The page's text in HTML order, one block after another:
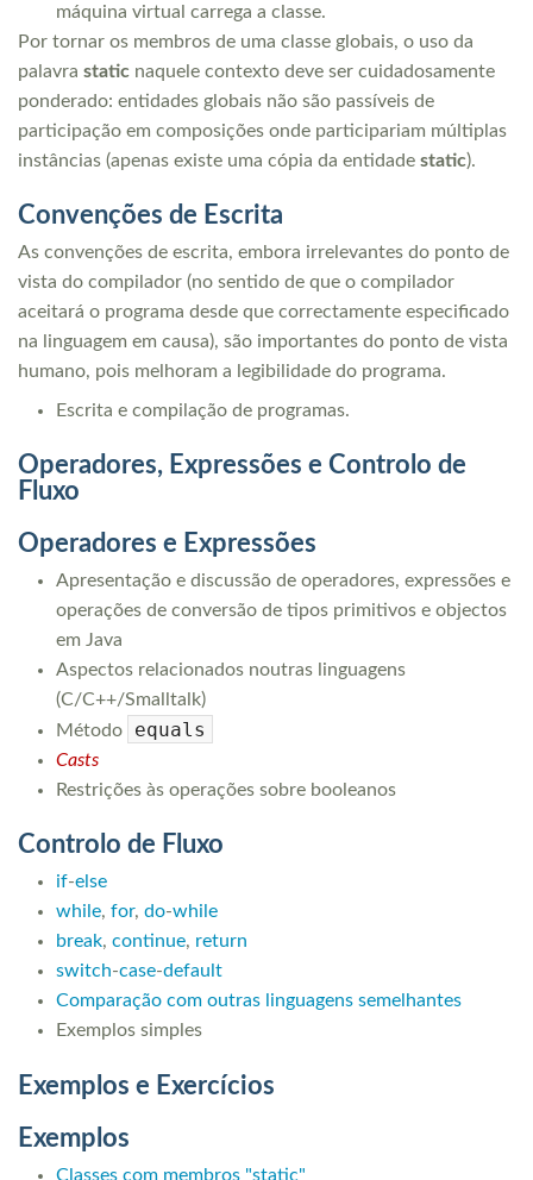
máquina virtual carrega a classe.
Por tornar os membros de uma classe globais, o uso da
palavra static naquele contexto deve ser cuidadosamente
ponderado: entidades globais não são passíveis de
participação em composições onde participariam múltiplas
instâncias (apenas existe uma cópia da entidade static).
Convenções de Escrita
As convenções de escrita, embora irrelevantes do ponto de
vista do compilador (no sentido de que o compilador
aceitará o programa desde que correctamente especificado
na linguagem em causa), são importantes do ponto de vista
humano, pois melhoram a legibilidade do programa.
Escrita e compilação de programas.
Operadores, Expressões e Controlo de
Fluxo
Operadores e Expressões
Apresentação e discussão de operadores, expressões e
operações de conversão de tipos primitivos e objectos
em Java
Aspectos relacionados noutras linguagens
(C/C++/Smalltalk)
Método
equals
Casts
Restrições às operações sobre booleanos
Controlo de Fluxo
if-else
while, for, do-while
break, continue, return
switch-case-default
Comparação com outras linguagens semelhantes
Exemplos simples
Exemplos e Exercícios
Exemplos
Classes com membros "static"